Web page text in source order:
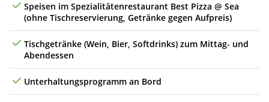
Speisen im Spezialitätenrestaurant Best Pizza @ Sea
(ohne Tischreservierung, Getränke gegen Aufpreis)
Tischgetränke (Wein, Bier, Softdrinks) zum Mittag- und
Abendessen
Unterhaltungsprogramm an Bord